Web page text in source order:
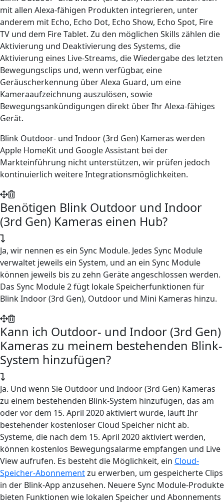
mit allen Alexa-fähigen Produkten integrieren, unter
anderem mit Echo, Echo Dot, Echo Show, Echo Spot, Fire
TV und dem Fire Tablet. Zu den möglichen Skills zählen die
Aktivierung und Deaktivierung des Systems, die
Aktivierung eines Live-Streams, die Wiedergabe des letzten
Bewegungsclips und, wenn verfügbar, eine
Geräuscherkennung über Alexa Guard, um eine
Kameraaufzeichnung auszulösen, sowie
Bewegungsankündigungen direkt über Ihr Alexa-fähiges
Gerät.
Blink Outdoor- und Indoor (3rd Gen) Kameras werden
Apple HomeKit und Google Assistant bei der
Markteinführung nicht unterstützen, wir prüfen jedoch
kontinuierlich weitere Integrationsmöglichkeiten.
Benötigen Blink Outdoor und Indoor
(3rd Gen) Kameras einen Hub?
Ja, wir nennen es ein Sync Module. Jedes Sync Module
verwaltet jeweils ein System, und an ein Sync Module
können jeweils bis zu zehn Geräte angeschlossen werden.
Das Sync Module 2 fügt lokale Speicherfunktionen für
Blink Indoor (3rd Gen), Outdoor und Mini Kameras hinzu.
Kann ich Outdoor- und Indoor (3rd Gen)
Kameras zu meinem bestehenden Blink-
System hinzufügen?
Ja. Und wenn Sie Outdoor und Indoor (3rd Gen) Kameras
zu einem bestehenden Blink-System hinzufügen, das am
oder vor dem 15. April 2020 aktiviert wurde, läuft Ihr
bestehender kostenloser Cloud Speicher nicht ab.
Systeme, die nach dem 15. April 2020 aktiviert werden,
können kostenlos Bewegungsalarme empfangen und Live
View aufrufen. Es besteht die Möglichkeit, ein Cloud-
Speicher-Abonnementzu erwerben, um gespeicherte Clips
in der Blink-App anzusehen. Neuere Sync Module-Produkte
bieten Funktionen wie lokalen Speicher und Abonnements